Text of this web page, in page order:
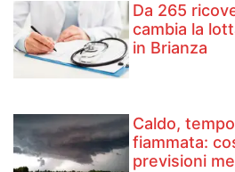
Da 265
cambia la
in Brianza
Caldo,
fiammata:
previsioni